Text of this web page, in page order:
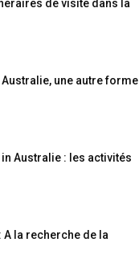
de visite dans la
Australie, une autre forme
Australie : les activités
la recherche de la